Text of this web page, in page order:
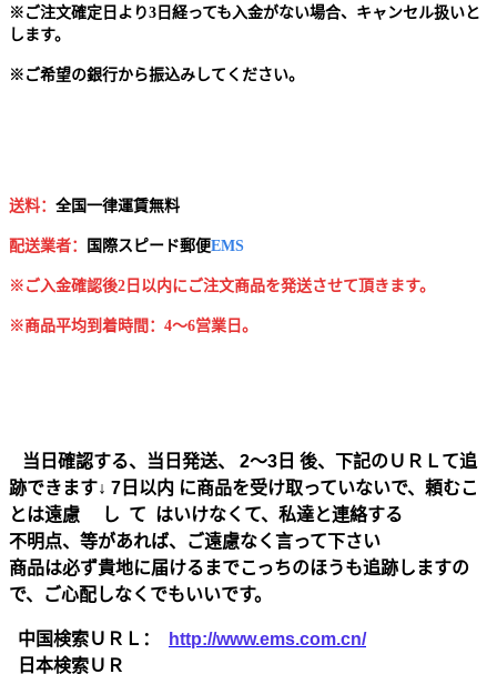
※ ご注文確定日より3日経っても入金がない場合、キャンセル扱いと
します。
※ ご希望の銀行から振込みしてください。
送料： 全国一律運賃無料
配送業者： 国 際スピード郵便EMS
※ご入金確認後2日以内にご注文商品を発送させて頂きます。
※商品平均到着時間：4～6営業日。
当日確認する、当日発送、 2～3日 後、下記のＵＲＬて追
跡できます↓ 7日以内 に商品を受け取っていないで、頼むこ
とは遠慮 し て はいけなくて、私達と連絡する
不明点、等があれば、ご遠慮なく言って下さい
商品は必ず貴地に届けるまでこっちのほうも追跡しますの
で、ご心配しなくでもいいです。
中国検索ＵＲＬ：
http://www.ems.com.cn/
日本検索ＵＲ